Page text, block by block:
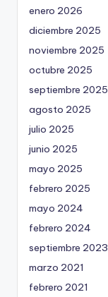
enero 2026
diciembre 2025
noviembre 2025
octubre 2025
septiembre 2025
agosto 2025
julio 2025
junio 2025
mayo 2025
febrero 2025
mayo 2024
febrero 2024
septiembre 2023
marzo 2021
febrero 2021